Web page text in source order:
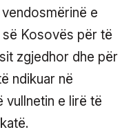
e
Kosovës për të
zgjedhor dhe për
ndikuar në
vullnetin e lirë të